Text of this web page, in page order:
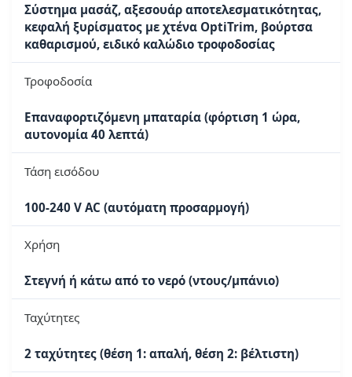
Σύστημα μασάζ, αξεσουάρ αποτελεσματικότητας,
κεφαλή ξυρίσματος με χτένα OptiTrim, βούρτσα
καθαρισμού, ειδικό καλώδιο τροφοδοσίας
Τροφοδοσία
Επαναφορτιζόμενη μπαταρία (φόρτιση 1 ώρα,
αυτονομία 40 λεπτά)
Τάση εισόδου
100-240 V AC (αυτόματη προσαρμογή)
Χρήση
Στεγνή ή κάτω από το νερό (ντους/μπάνιο)
Ταχύτητες
2 ταχύτητες (θέση 1: απαλή, θέση 2: βέλτιστη)